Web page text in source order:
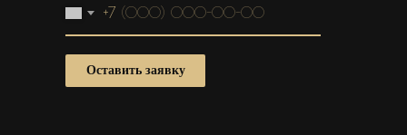
+7
Оставить заявку